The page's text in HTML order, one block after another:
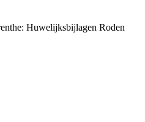
Huwelijksbijlagen Roden